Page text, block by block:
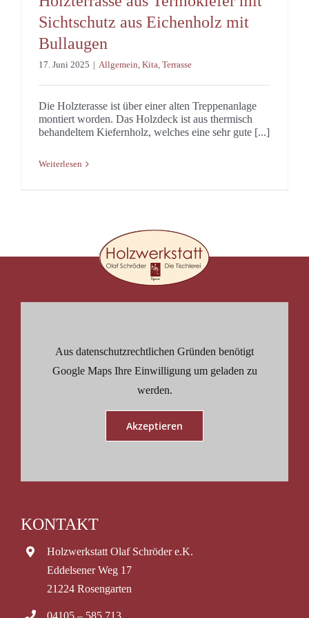
Sichtschutz aus Eichenholz mit
Bullaugen
17. Juni 2025 | Allgemein, Kita, Terrasse
Die Holzterasse ist über einer alten Treppenanlage
montiert worden. Das Holzdeck ist aus thermisch
behandeltem Kiefernholz, welches eine sehr gute [...]
Weiterlesen
Aus datenschutzrechtlichen Gründen benötigt
Google Maps Ihre Einwilligung um geladen zu
werden.
Akzeptieren
KONTAKT
Holzwerkstatt Olaf Schröder e.K.
Eddelsener Weg 17
21224 Rosengarten
04105 – 585 713